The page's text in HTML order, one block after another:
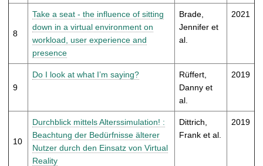
8
Take a seat - the influence of sitting
down in a virtual environment on
workload, user experience and
presence
Brade,
Jennifer et
al.
2021
9
Do I look at what I’m saying?
Rüffert,
Danny et
al.
2019
10
Durchblick mittels Alterssimulation! :
Beachtung der Bedürfnisse älterer
Nutzer durch den Einsatz von Virtual
Reality
Dittrich,
Frank et al.
2019